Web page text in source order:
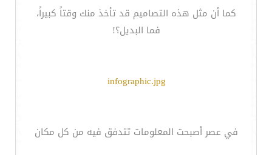
كما أن مثل هذه التصاميم قد تأخذ منك وقتاً كبيراً،
فما البديل؟!
infographic.jpg
في عصر أصبحت المعلومات تتدفق فيه من كل مكان